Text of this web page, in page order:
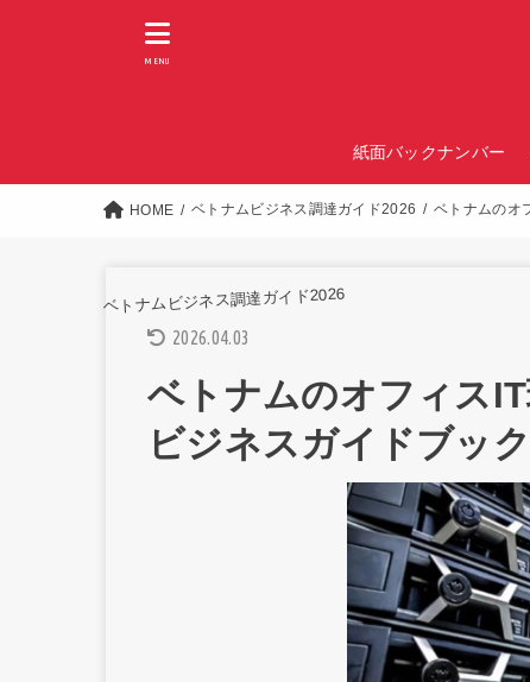
紙面バックナンバー
MENU
HOME ベトナムビジネス調達ガイド2026 ベトナムのオ
ベトナムビジネス調達ガイド2026
2026.04.03
ベトナムのオフィス
ビジネスガイドブッ